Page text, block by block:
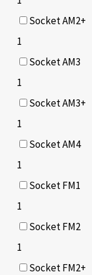
Socket AM2+
1
Socket AM3
1
Socket AM3+
1
Socket AM4
1
Socket FM1
1
Socket FM2
1
Socket FM2+